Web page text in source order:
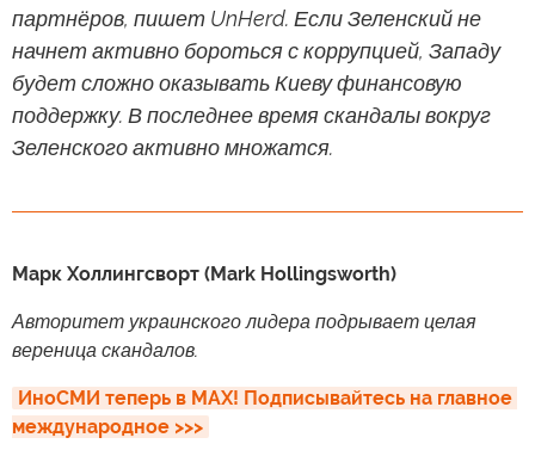
партнёров, пишет UnHerd. Если Зеленский не
начнет активно бороться с коррупцией, Западу
будет сложно оказывать Киеву финансовую
поддержку. В последнее время скандалы вокруг
Зеленского активно множатся.
Марк Холлингсворт (Mark Hollingsworth)
Авторитет украинского лидера подрывает целая
вереница скандалов.
ИноСМИ теперь в MAX! Подписывайтесь на главное
международное >>>